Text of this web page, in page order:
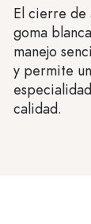
El cierre de
goma
manejo
y permite
calidad.